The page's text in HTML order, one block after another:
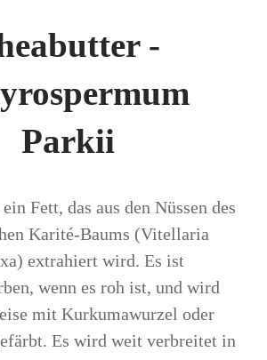
-
Parkii
Fett, das aus den Nüssen des
Karité-Baums (Vitellaria
extrahiert wird. Es ist
wenn es roh ist, und wird
mit Kurkumawurzel oder
Es wird weit verbreitet in